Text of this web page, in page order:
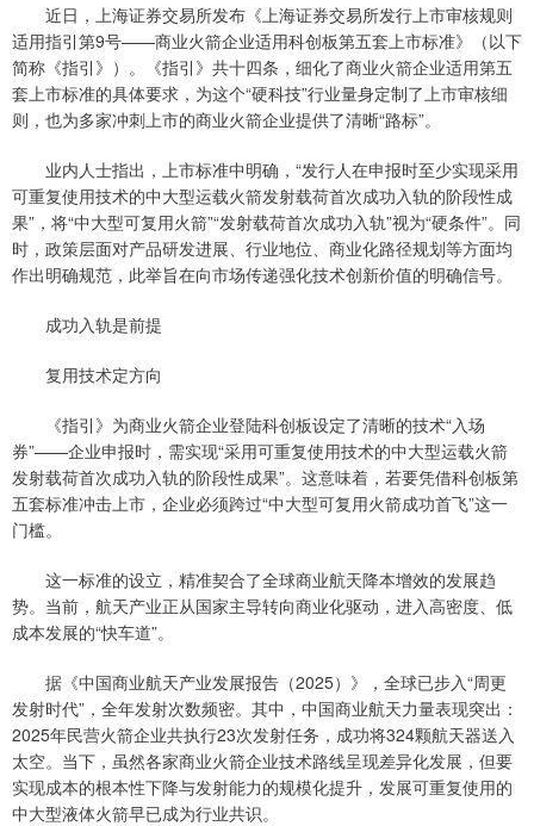
近日，上海证券交易所发布《上海证券交易所发行上市审核规则
适用指引第9号——商业火箭企业适用科创板第五套上市标准》（以下
简称《指引》）。《指引》共十四条，细化了商业火箭企业适用第五
套上市标准的具体要求，为这个“硬科技”行业量身定制了上市审核细
则，也为多家冲刺上市的商业火箭企业提供了清晰“路标”。
业内人士指出，上市标准中明确，“发行人在申报时至少实现采用
可重复使用技术的中大型运载火箭发射载荷首次成功入轨的阶段性成
果”，将“中大型可复用火箭”“发射载荷首次成功入轨”视为“硬条件”。同
时，政策层面对产品研发进展、行业地位、商业化路径规划等方面均
作出明确规范，此举旨在向市场传递强化技术创新价值的明确信号。
成功入轨是前提
复用技术定方向
《指引》为商业火箭企业登陆科创板设定了清晰的技术“入场
券”——企业申报时，需实现“采用可重复使用技术的中大型运载火箭
发射载荷首次成功入轨的阶段性成果”。这意味着，若要凭借科创板第
五套标准冲击上市，企业必须跨过“中大型可复用火箭成功首飞”这一
门槛。
这一标准的设立，精准契合了全球商业航天降本增效的发展趋
势。当前，航天产业正从国家主导转向商业化驱动，进入高密度、低
成本发展的“快车道”。
据《中国商业航天产业发展报告（2025）》，全球已步入“周更
发射时代”，全年发射次数频密。其中，中国商业航天力量表现突出：
2025年民营火箭企业共执行23次发射任务，成功将324颗航天器送入
太空。当下，虽然各家商业火箭企业技术路线呈现差异化发展，但要
实现成本的根本性下降与发射能力的规模化提升，发展可重复使用的
中大型液体火箭早已成为行业共识。